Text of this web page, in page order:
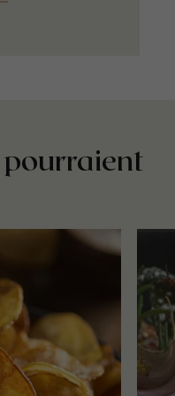
pourraient